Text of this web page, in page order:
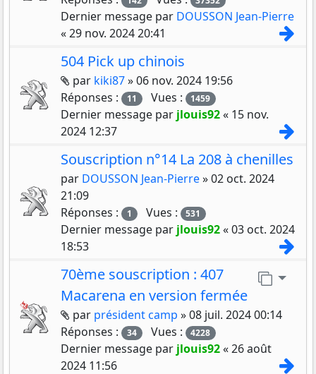
Dernier message par DOUSSON Jean-Pierre
«29 nov. 2024 20:41
504 Pick up chinois
Pièces jointes
par kiki87»06 nov. 2024 19:56
Réponses :
11 Vues : 1459
Dernier message par jlouis92« 15 nov.
2024 12:37
Souscription n°14 La 208 à chenilles
par DOUSSON Jean-Pierre»02 oct. 2024
21:09
Réponses :
1 Vues : 531
Dernier message par jlouis92«03 oct. 2024
18:53
Aller
70ème souscription : 407
Macarena en version fermée
Pièces jointes
par président camp »08 juil. 2024 00:14
Réponses :
34 Vues : 4228
Dernier message par jlouis92«26 août
2024 11:56